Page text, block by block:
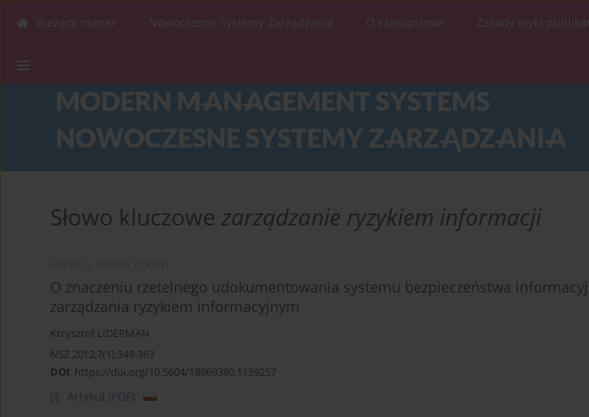
Bieżący numer Nowoczesne Systemy Zarządzania O czasopiśmie Zasady etyki
Słowo kluczowe zarządzanie ryzykiem informacji
O znaczeniu rzetelnego udokumentowania systemu bezpieczeństwa
zarządzania ryzykiem informacyjnym
Krzysztof LIDERMAN
NSZ 2012;7(1):349-363
DOI: https://doi.org/10.5604/18969380.1159257
Artykuł (PDF)